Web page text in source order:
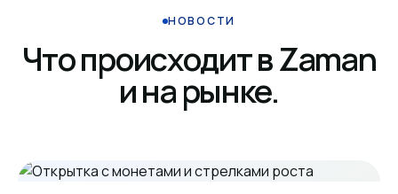
НОВОСТИ
Что происходит в Zaman
и на рынке.